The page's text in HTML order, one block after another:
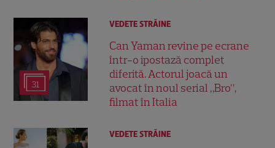
31
VEDETE STRĂINE
Can Yaman revine pe ecrane
într-o ipostază complet
diferită. Actorul joacă un
avocat în noul serial „Bro”,
filmat în Italia
VEDETE STRĂINE